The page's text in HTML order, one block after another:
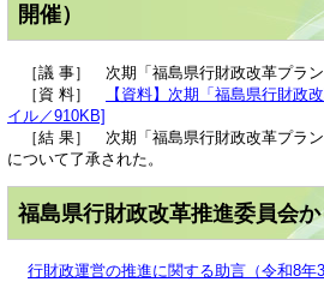
開催）
［議 事］ 次期「福島県行財政改革プラン
［資 料］
【資料】次期「福島県行財政
イル／910KB]
［結 果］ 次期「福島県行財政改革プラン
について了承された。
福島県行財政改革推進委員会
行財政運営の推進に関する助言（令和8年